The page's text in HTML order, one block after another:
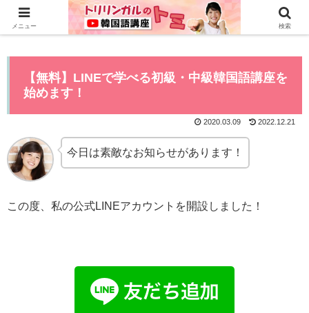
0から全てYouTubeで学べる韓国語講座はこちら>>
【無料】LINEで学べる初級・中級韓国語講座を
始めます！
2020.03.09 2022.12.21
今日は素敵なお知らせがあります！
この度、私の公式LINEアカウントを開設しました！
メニュー 検索